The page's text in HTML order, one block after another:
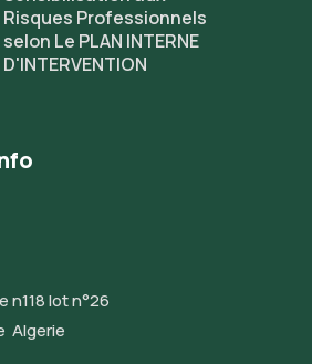
Risques Professionnels
selon Le PLAN INTERNE
D'INTERVENTION
n118 lot n°26
Algerie